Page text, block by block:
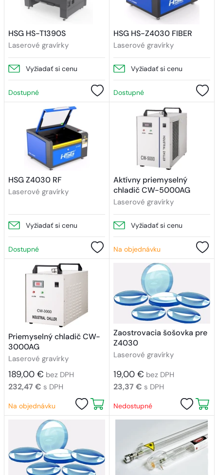
HSG HS-T1390S
Laserové gravírky
Vyžiadať si cenu
Dostupné
HSG HS-Z4030 FIBER
Laserové gravírky
Vyžiadať si cenu
Dostupné
HSG Z4030 RF
Laserové gravírky
Vyžiadať si cenu
Dostupné
Aktívny priemyselný
chladič CW-5000AG
Laserové gravírky
Vyžiadať si cenu
Na objednávku
Priemyselný chladič CW-
3000AG
Laserové gravírky
189,00 € bez DPH
232,47 € s DPH
Na objednávku
Zaostrovacia šošovka pre
Z4030
Laserové gravírky
19,00 € bez DPH
23,37 € s DPH
Nedostupné